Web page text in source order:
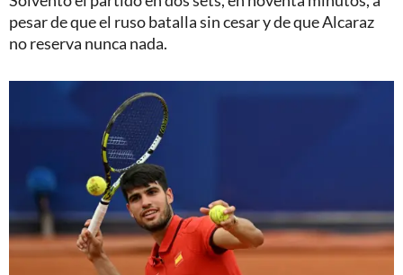
pesar de que el ruso batalla sin cesar y de que Alcaraz
no reserva nunca nada.